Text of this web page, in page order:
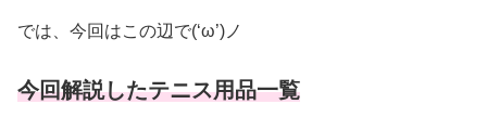
では、今回はこの辺で(‘ω’)ノ
今回解説したテニス用品一覧